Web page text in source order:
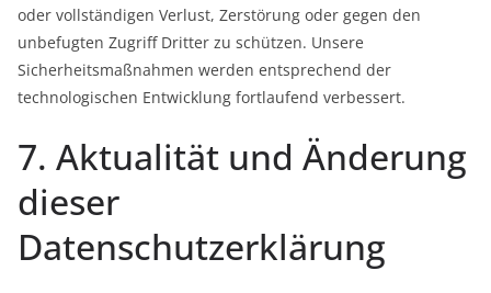
oder vollständigen Verlust, Zerstörung oder gegen den
unbefugten Zugriff Dritter zu schützen. Unsere
Sicherheitsmaßnahmen werden entsprechend der
technologischen Entwicklung fortlaufend verbessert.
7. Aktualität und Änderung
dieser
Datenschutzerklärung